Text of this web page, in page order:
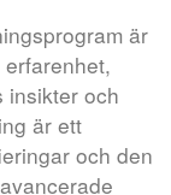
är
insikter och
är ett
och den